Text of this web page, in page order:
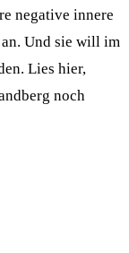
negative innere
Und sie will im
Lies hier,
noch